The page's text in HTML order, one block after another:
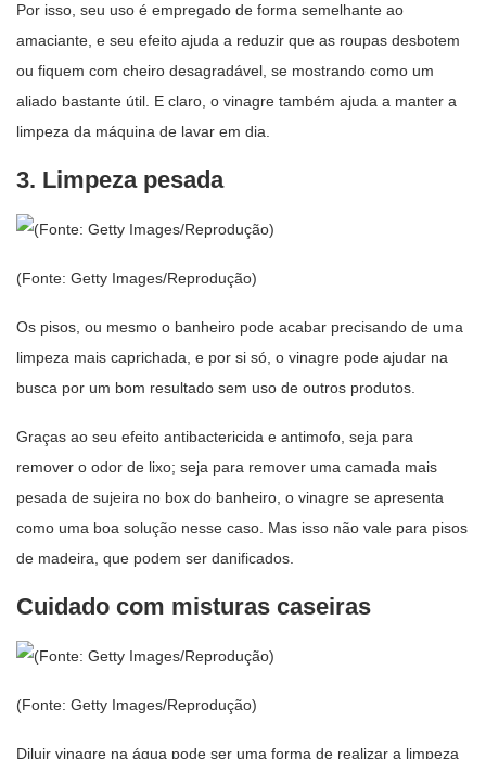
Por isso, seu uso é empregado de forma semelhante ao
amaciante, e seu efeito ajuda a reduzir que as roupas desbotem
ou fiquem com cheiro desagradável, se mostrando como um
aliado bastante útil. E claro, o vinagre também ajuda a manter a
limpeza da máquina de lavar em dia.
3. Limpeza pesada
(Fonte: Getty Images/Reprodução)
Os pisos, ou mesmo o banheiro pode acabar precisando de uma
limpeza mais caprichada, e por si só, o vinagre pode ajudar na
busca por um bom resultado sem uso de outros produtos.
Graças ao seu efeito antibactericida e antimofo, seja para
remover o odor de lixo; seja para remover uma camada mais
pesada de sujeira no box do banheiro, o vinagre se apresenta
como uma boa solução nesse caso. Mas isso não vale para pisos
de madeira, que podem ser danificados.
Cuidado com misturas caseiras
(Fonte: Getty Images/Reprodução)
Diluir vinagre na água pode ser uma forma de realizar a limpeza